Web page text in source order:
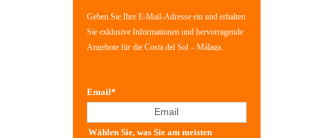
Geben Sie Ihre E-Mail-Adresse ein und erhalten
Sie exklusive Informationen und hervorragende
Angebote für die Costa del Sol – Málaga.
Email*
Wählen Sie, was Sie am meisten